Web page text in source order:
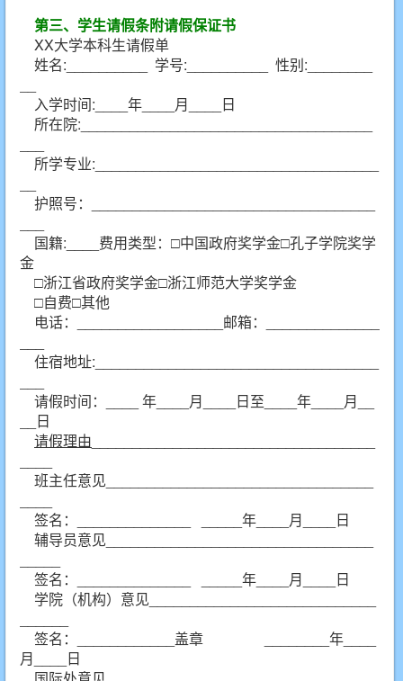
第三、学生请假条附请假保证书
XX大学本科生请假单
姓名:__________ 学号:__________ 性别:________
入学时间:____年____月____日
所在院:____________________________________
所学专业:___________________________________
护照号：___________________________________
国籍:____费用类型：□中国政府奖学金□孔子学院奖学
金
□浙江省政府奖学金□浙江师范大学奖学金
□自费□其他
电话：__________________邮箱：______________
住宿地址:___________________________________
请假时间：____ 年____月____日至____年____月__
__日
请假理由
班主任意见_________________________________
签名：______________ _____年____月____日
辅导员意见_________________________________
签名：______________ _____年____月____日
学院（机构）意见____________________________
签名：____________盖章 ________年____
月____日